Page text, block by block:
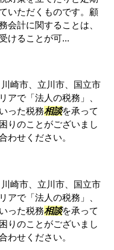
いただくものです。顧
会計に関することは、
けることが可...
崎市、立川市、国立市
アで「法人の税務」、
った税務相談を承って
りのことがございまし
わせください。
崎市、立川市、国立市
アで「法人の税務」、
った税務相談を承って
りのことがございまし
わせください。